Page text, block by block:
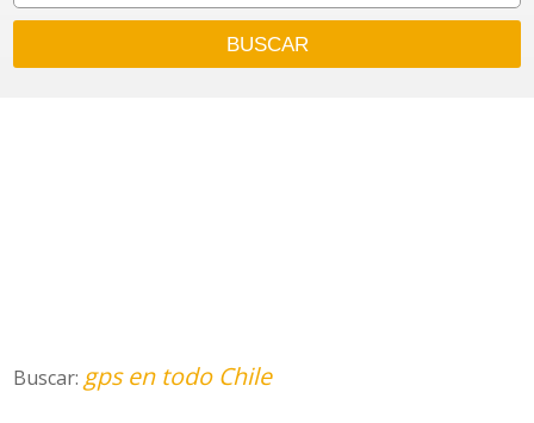
Buscar: gps en todo Chile